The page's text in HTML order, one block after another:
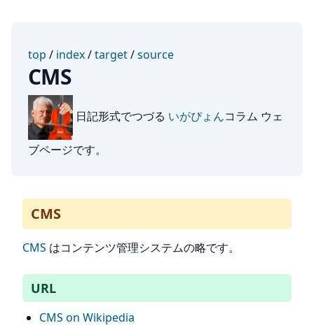
top / index/target/source
CMS
日記形式でつづる いがぴょんコラム ウェ
ブページです。
CMS
CMS はコンテンツ管理システムの略です。
URL
CMS on Wikipedia